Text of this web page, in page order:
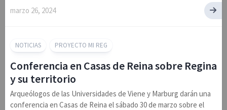
marzo 26, 2024
NOTICIAS PROYECTO MI REG
Conferencia en Casas de Reina sobre Regina
y su territorio
Arqueólogos de las Universidades de Viene y Marburg darán una
conferencia en Casas de Reina el sábado 30 de marzo sobre el